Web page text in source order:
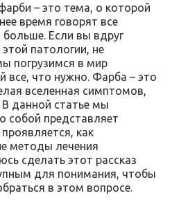
– это тема, о которой
время говорят все
Если вы вдруг
патологии, не
погрузимся в мир
все, что нужно. Фарба – это
вселенная симптомов,
В данной статье мы
собой представляет
как
методы лечения
сделать этот рассказ
для понимания, чтобы
в этом вопросе.